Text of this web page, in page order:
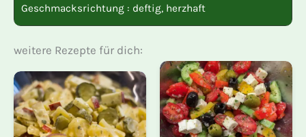
Geschmacksrichtung : deftig, herzhaft
weitere Rezepte für dich: